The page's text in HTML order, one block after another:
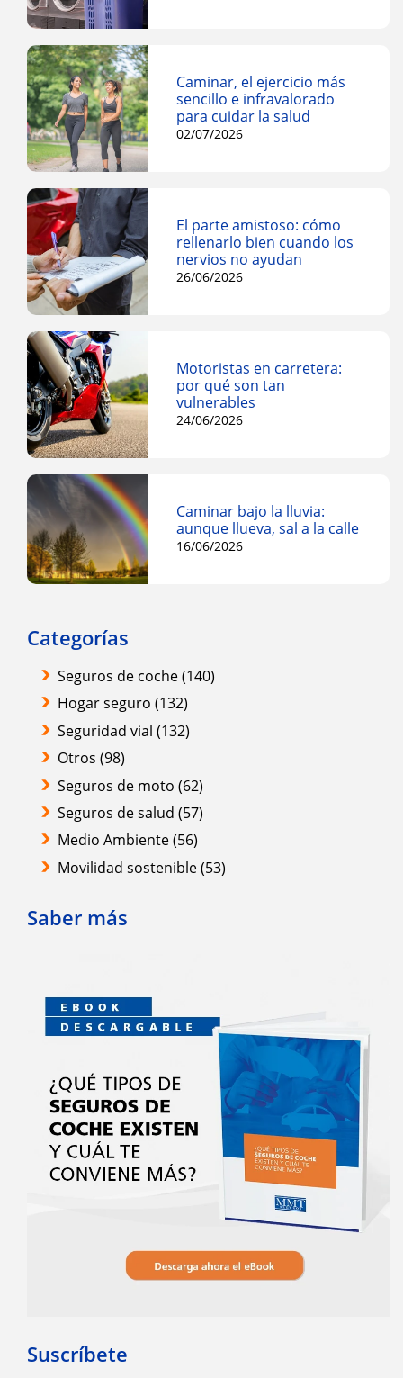
Caminar, el ejercicio más
sencillo e infravalorado
para cuidar la salud
02/07/2026
El parte amistoso: cómo
rellenarlo bien cuando los
nervios no ayudan
26/06/2026
Motoristas en carretera:
por qué son tan
vulnerables
24/06/2026
Caminar bajo la lluvia:
aunque llueva, sal a la calle
16/06/2026
Categorías
Seguros de coche(140)
Hogar seguro (132)
Seguridad vial (132)
Otros (98)
Seguros de moto (62)
Seguros de salud (57)
Medio Ambiente(56)
Movilidad sostenible(53)
Saber más
Suscríbete